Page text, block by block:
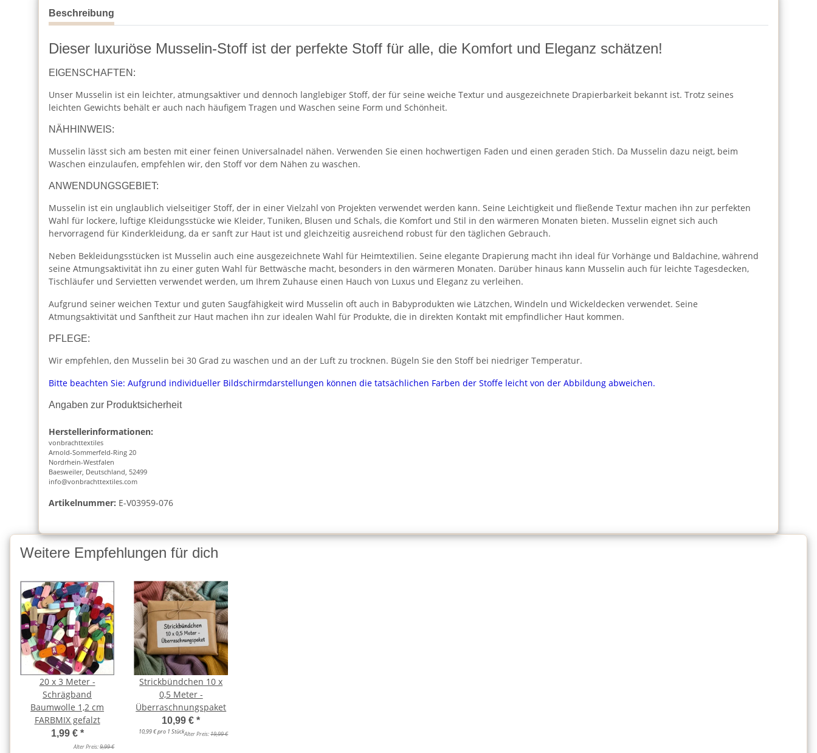
Beschreibung
Dieser luxuriöse Musselin-Stoff ist der perfekte Stoff für alle, die Komfort und Eleganz schätzen!
EIGENSCHAFTEN:
Unser Musselin ist ein leichter, atmungsaktiver und dennoch langlebiger Stoff, der für seine weiche Textur und ausgezeichnete Drapierbarkeit bekannt ist. Trotz seines
leichten Gewichts behält er auch nach häufigem Tragen und Waschen seine Form und Schönheit.
NÄHHINWEIS:
Musselin lässt sich am besten mit einer feinen Universalnadel nähen. Verwenden Sie einen hochwertigen Faden und einen geraden Stich. Da Musselin dazu neigt, beim
Waschen einzulaufen, empfehlen wir, den Stoff vor dem Nähen zu waschen.
ANWENDUNGSGEBIET:
Musselin ist ein unglaublich vielseitiger Stoff, der in einer Vielzahl von Projekten verwendet werden kann. Seine Leichtigkeit und fließende Textur machen ihn zur perfekten
Wahl für lockere, luftige Kleidungsstücke wie Kleider, Tuniken, Blusen und Schals, die Komfort und Stil in den wärmeren Monaten bieten. Musselin eignet sich auch
hervorragend für Kinderkleidung, da er sanft zur Haut ist und gleichzeitig ausreichend robust für den täglichen Gebrauch.
Neben Bekleidungsstücken ist Musselin auch eine ausgezeichnete Wahl für Heimtextilien. Seine elegante Drapierung macht ihn ideal für Vorhänge und Baldachine, während
seine Atmungsaktivität ihn zu einer guten Wahl für Bettwäsche macht, besonders in den wärmeren Monaten. Darüber hinaus kann Musselin auch für leichte Tagesdecken,
Tischläufer und Servietten verwendet werden, um Ihrem Zuhause einen Hauch von Luxus und Eleganz zu verleihen.
Aufgrund seiner weichen Textur und guten Saugfähigkeit wird Musselin oft auch in Babyprodukten wie Lätzchen, Windeln und Wickeldecken verwendet. Seine
Atmungsaktivität und Sanftheit zur Haut machen ihn zur idealen Wahl für Produkte, die in direkten Kontakt mit empfindlicher Haut kommen.
PFLEGE:
Wir empfehlen, den Musselin bei 30 Grad zu waschen und an der Luft zu trocknen. Bügeln Sie den Stoff bei niedriger Temperatur.
Bitte beachten Sie: Aufgrund individueller Bildschirmdarstellungen können die tatsächlichen Farben der Stoffe leicht von der Abbildung abweichen.
Angaben zur Produktsicherheit
Herstellerinformationen:
vonbrachttextiles
Arnold-Sommerfeld-Ring 20
Nordrhein-Westfalen
Baesweiler, Deutschland, 52499
info@vonbrachttextiles.com
Artikelnummer: E-V03959-076
Weitere Empfehlungen für dich
20 x 3 Meter -
Schrägband
Baumwolle 1,2 cm
FARBMIX gefalzt
1,99 € *
Alter Preis:9,99 €
Strickbündchen 10 x
0,5 Meter -
Überraschnungspaket
10,99 €*
10,99 € pro 1 StückAlter Preis:19,99 €